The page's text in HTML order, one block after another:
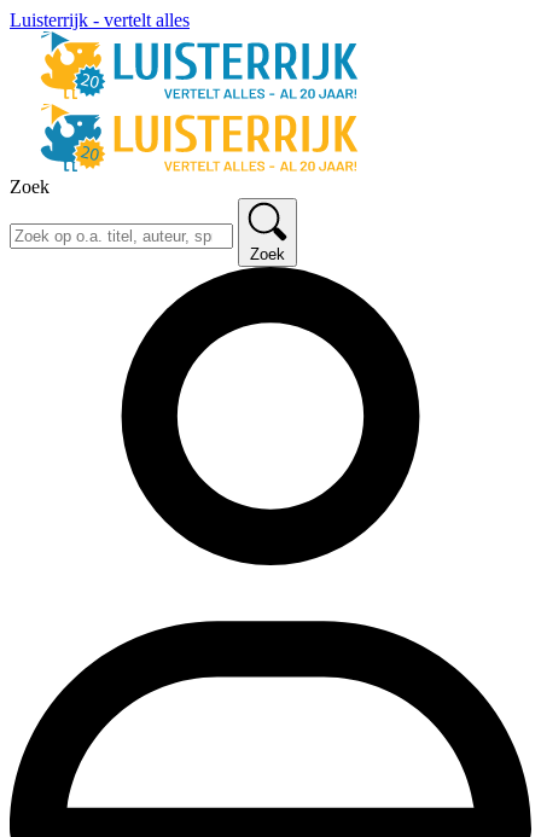
Luisterrijk - vertelt alles
Zoek
Zoek